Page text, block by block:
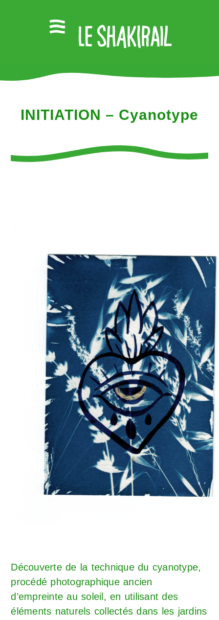
INITIATION – Cyanotype
Découverte de la technique du cyanotype,
procédé photographique ancien
d’empreinte au soleil, en utilisant des
éléments naturels collectés dans les jardins